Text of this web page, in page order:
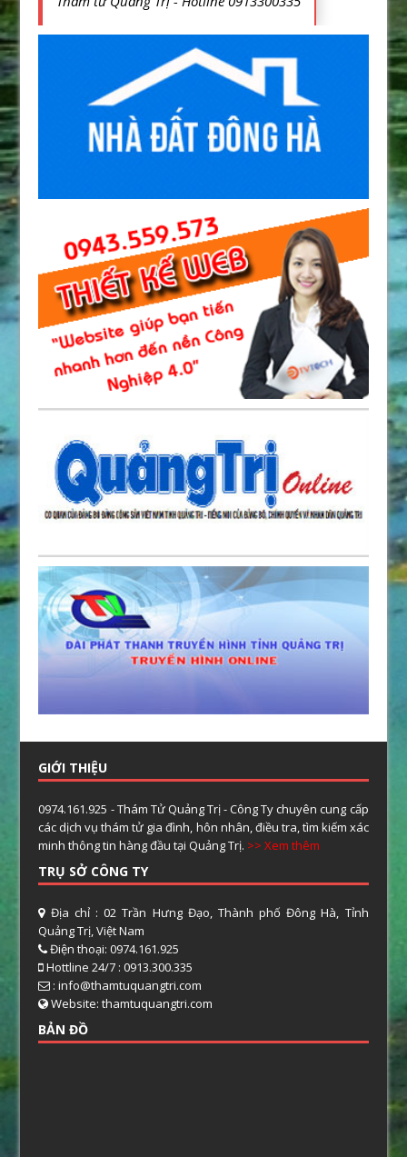
GIỚI THIỆU
0974.161.925 - Thám Tử Quảng Trị - Công Ty chuyên cung cấp
các dịch vụ thám tử gia đình, hôn nhân, điều tra, tìm kiếm xác
minh thông tin hàng đầu tại Quảng Trị. >> Xem thêm
TRỤ SỞ CÔNG TY
Địa chỉ : 02 Trần Hưng Đạo, Thành phố Đông Hà, Tỉnh
Quảng Trị, Việt Nam
Điện thoại: 0974.161.925
Hottline 24/7 : 0913.300.335
: info@thamtuquangtri.com
Website: thamtuquangtri.com
BẢN ĐỒ